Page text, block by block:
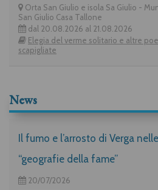
Orta San Giulio e isola Sa Giulio -
San Giulio Casa Tallone
dal 20.08.2026 al 21.08.2026
Elegia del verme solitario e altre
scapigliate
News
Il fumo e l’arrosto di Verga nelle
“geografie della fame”
20/07/2026